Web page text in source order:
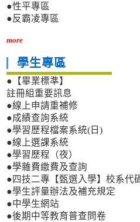
●性平專區
●反霸凌專區
more
學生專區
●【畢業標準】
註冊組重要訊息
●線上申請重補修
●成績查詢系統
●學習歷程檔案系統(日)
●線上選課系統
●學習歷程（夜）
●學雜費繳費及查詢
●四技二專【甄選入學】校系代
●學生評量辦法及補充規定
●中學生網站
●後期中等教育普查問卷